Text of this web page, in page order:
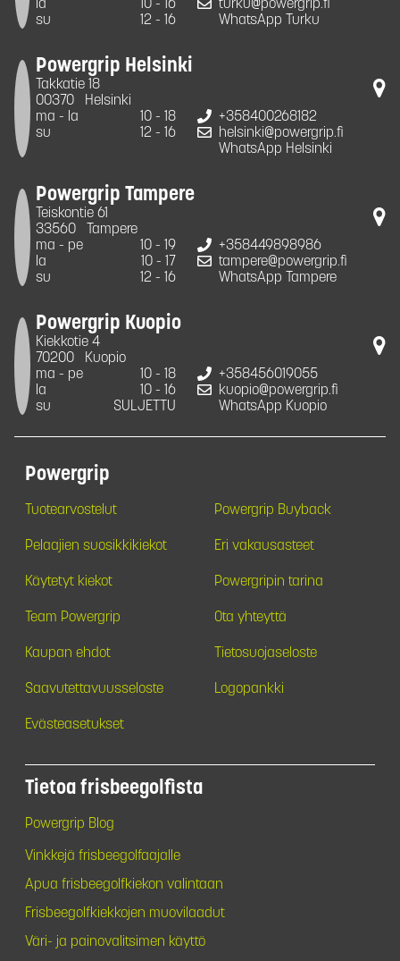
la
10 - 16
su
12 - 16
turku@powergrip.fi
WhatsApp Turku
Powergrip Helsinki
Takkatie 18
00370
Helsinki
ma - la
10 - 18
su
12 - 16
+358400268182
helsinki@powergrip.fi
WhatsApp Helsinki
Powergrip Tampere
Teiskontie 61
33560
Tampere
ma - pe
10 - 19
la
10 - 17
su
12 - 16
+358449898986
tampere@powergrip.fi
WhatsApp Tampere
Powergrip Kuopio
Kiekkotie 4
70200
Kuopio
ma - pe
10 - 18
la
10 - 16
su
SULJETTU
+358456019055
kuopio@powergrip.fi
WhatsApp Kuopio
Powergrip
Tuotearvostelut Powergrip Buyback
Pelaajien suosikkikiekot Eri vakausasteet
Käytetyt kiekot Powergripin tarina
Team Powergrip Ota yhteyttä
Kaupan ehdot Tietosuojaseloste
Saavutettavuusseloste Logopankki
Evästeasetukset
Tietoa frisbeegolfista
Powergrip Blog
Vinkkejä frisbeegolfaajalle
Apua frisbeegolfkiekon valintaan
Frisbeegolfkiekkojen muovilaadut
Väri- ja painovalitsimen käyttö